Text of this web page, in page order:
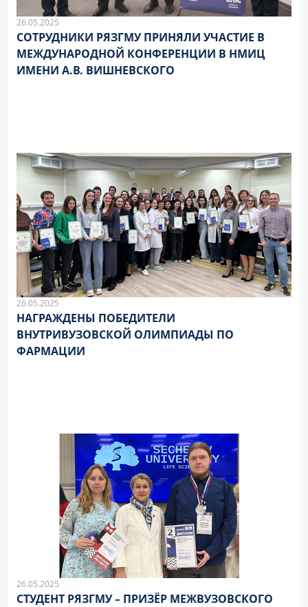
26.05.2025
СОТРУДНИКИ РЯЗГМУ ПРИНЯЛИ УЧАСТИЕ В
МЕЖДУНАРОДНОЙ КОНФЕРЕНЦИИ В НМИЦ
ИМЕНИ А.В. ВИШНЕВСКОГО
26.05.2025
НАГРАЖДЕНЫ ПОБЕДИТЕЛИ
ВНУТРИВУЗОВСКОЙ ОЛИМПИАДЫ ПО
ФАРМАЦИИ
26.05.2025
СТУДЕНТ РЯЗГМУ – ПРИЗËР МЕЖВУЗОВСКОГО